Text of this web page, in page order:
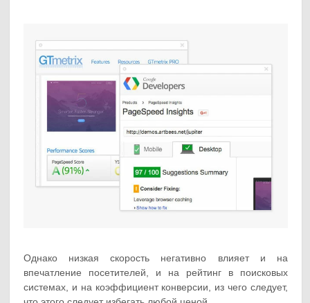
Однако низкая скорость негативно влияет и на
впечатление посетителей, и на рейтинг в поисковых
системах, и на коэффициент конверсии, из чего следует,